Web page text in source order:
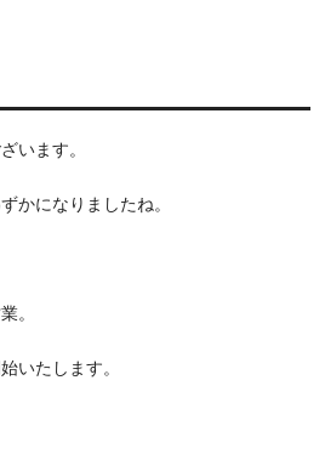
います。
かになりましたね。
。
いたします。